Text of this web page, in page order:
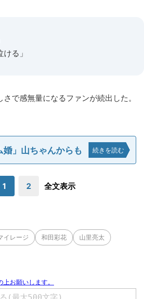
る」
で感無量になるファンが続出した。
婚」山ちゃんからも 続きを読む
1 2 全文表示
イレージ 和田彩花 山里亮太